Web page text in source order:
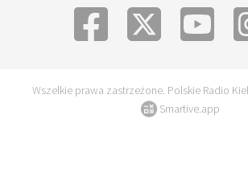
Wszelkie prawa zastrzeżone. Polskie Radio
Smartive.app